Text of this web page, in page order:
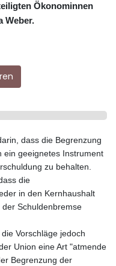
Ökonominnen
Weber.
dass die Begrenzung
ein geeignetes Instrument
zu behalten.
die
in den Kernhaushalt
Schuldenbremse
Vorschläge jedoch
Union eine Art "atmende
Begrenzung der